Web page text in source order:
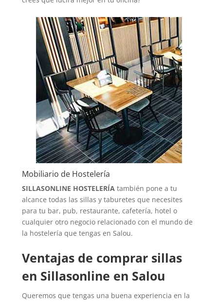
Mobiliario de Hostelería
SILLASONLINE HOSTELERÍAtambién pone a tu
alcance todas las sillas y taburetes que necesites
para tu bar, pub, restaurante, cafetería, hotel o
cualquier otro negocio relacionado con el mundo de
la hostelería que tengas en Salou.
Ventajas de comprar sillas
en Sillasonline en Salou
Queremos que tengas una buena experiencia en la